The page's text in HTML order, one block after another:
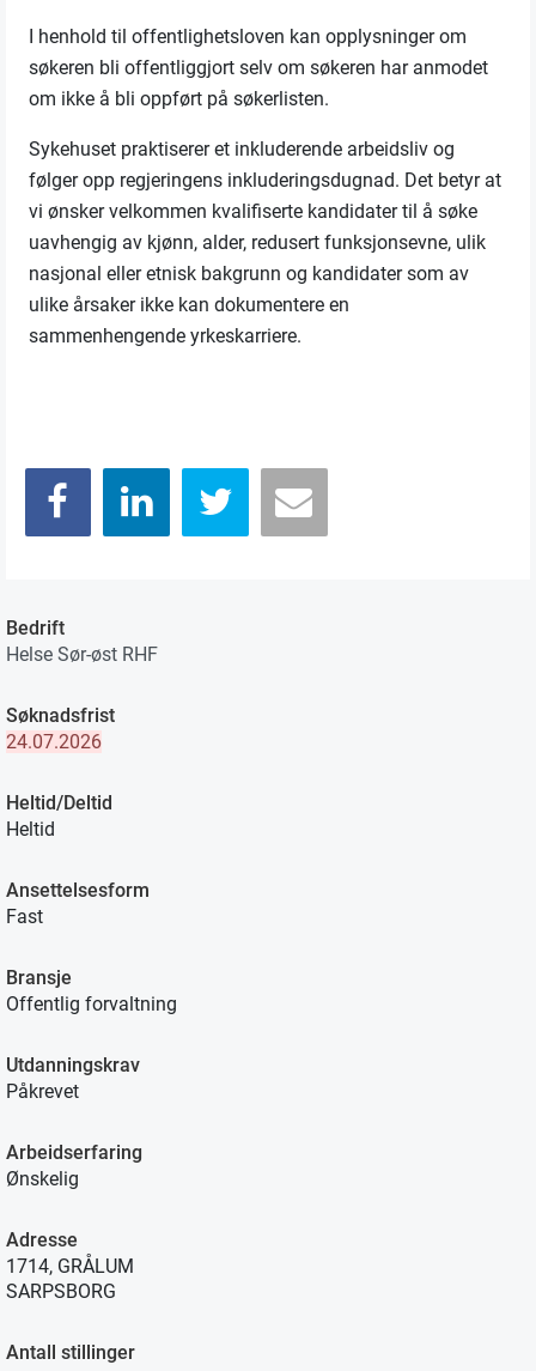
I henhold til offentlighetsloven kan opplysninger om
søkeren bli offentliggjort selv om søkeren har anmodet
om ikke å bli oppført på søkerlisten.
Sykehuset praktiserer et inkluderende arbeidsliv og
følger opp regjeringens inkluderingsdugnad. Det betyr at
vi ønsker velkommen kvalifiserte kandidater til å søke
uavhengig av kjønn, alder, redusert funksjonsevne, ulik
nasjonal eller etnisk bakgrunn og kandidater som av
ulike årsaker ikke kan dokumentere en
sammenhengende yrkeskarriere.
Bedrift
Helse Sør-øst RHF
Søknadsfrist
24.07.2026
Heltid/Deltid
Heltid
Ansettelsesform
Fast
Bransje
Offentlig forvaltning
Utdanningskrav
Påkrevet
Arbeidserfaring
Ønskelig
Adresse
1714, GRÅLUM
SARPSBORG
Antall stillinger